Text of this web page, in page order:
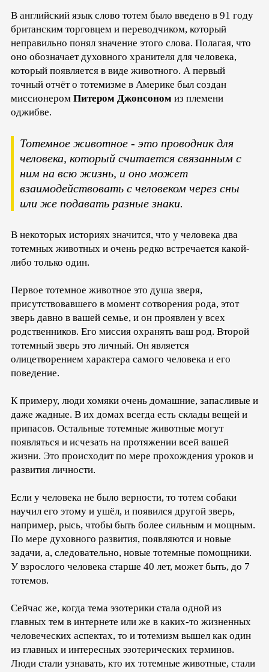
В английский язык слово тотем было введено в 91 году
британским торговцем и переводчиком, который
неправильно понял значение этого слова. Полагая, что
оно обозначает духовного хранителя для человека,
который появляется в виде животного. А первый
точный отчёт о тотемизме в Америке был создан
миссионером Питером Джонсоном из племени
оджибве.
Тотемное животное - это проводник для
человека, который считается связанным с
ним на всю жизнь, и оно может
взаимодействовать с человеком через сны
или же подавать разные знаки.
В некоторых историях значится, что у человека два
тотемных животных и очень редко встречается какой-
либо только один.
Первое тотемное животное это душа зверя,
присутствовавшего в момент сотворения рода, этот
зверь давно в вашей семье, и он проявлен у всех
родственников. Его миссия охранять ваш род. Второй
тотемный зверь это личный. Он является
олицетворением характера самого человека и его
поведение.
К примеру, люди хомяки очень домашние, запасливые и
даже жадные. В их домах всегда есть склады вещей и
припасов. Остальные тотемные животные могут
появляться и исчезать на протяжении всей вашей
жизни. Это происходит по мере прохождения уроков и
развития личности.
Если у человека не было верности, то тотем собаки
научил его этому и ушёл, и появился другой зверь,
например, рысь, чтобы быть более сильным и мощным.
По мере духовного развития, появляются и новые
задачи, а, следовательно, новые тотемные помощники.
У взрослого человека старше 40 лет, может быть, до 7
тотемов.
Сейчас же, когда тема эзотерики стала одной из
главных тем в интернете или же в каких-то жизненных
человеческих аспектах, то и тотемизм вышел как один
из главных и интересных эзотерических терминов.
Люди стали узнавать, кто их тотемные животные, стали